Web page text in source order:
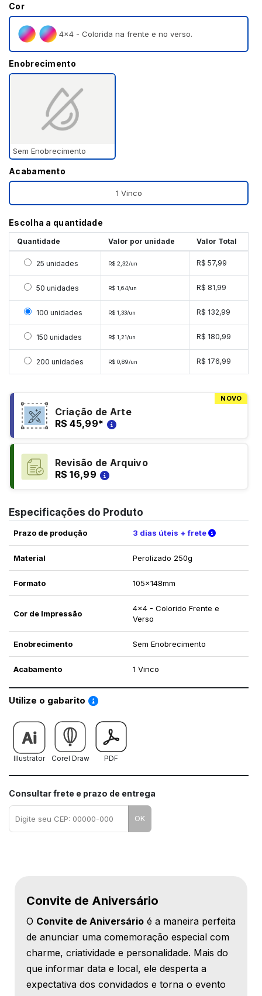
Cor
4×4 - Colorida na frente e no verso.
Enobrecimento
Sem Enobrecimento
Acabamento
1 Vinco
Escolha a quantidade
Quantidade Valor por unidade Valor Total
Selecionar 25 unidades
25 unidades R$ 2,32/un R$ 57,99
Selecionar 50 unidades
50 unidades R$ 1,64/un R$ 81,99
Selecionar 100 unidades
100 unidades R$ 1,33/un R$ 132,99
Selecionar 150 unidades
150 unidades R$ 1,21/un R$ 180,99
Selecionar 200 unidades
200 unidades R$ 0,89/un R$ 176,99
NOVO
Criação de Arte
R$ 45,99*
Revisão de Arquivo
R$ 16,99
Especificações do Produto
Prazo de produção 3 dias úteis + frete Verifique
Material Perolizado 250g
Formato 105x148mm
Cor de Impressão
4x4 - Colorido Frente e
Verso
Enobrecimento Sem Enobrecimento
Acabamento 1 Vinco
Utilize o gabarito Saiba como utilizar os nossos gabaritos
Illustrator Corel Draw PDF
Consultar frete e prazo de entrega
OK
Convite de Aniversário
O Convite de Aniversário é a maneira perfeita
de anunciar uma comemoração especial com
charme, criatividade e personalidade. Mais do
que informar data e local, ele desperta a
expectativa dos convidados e torna o evento